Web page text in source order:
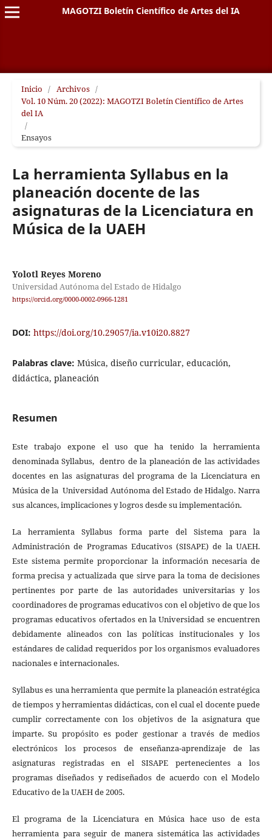
MAGOTZI Boletín Científico de Artes del IA
Inicio / Archivos /
Vol. 10 Núm. 20 (2022): MAGOTZI Boletín Científico de Artes
del IA
/
Ensayos
La herramienta Syllabus en la
planeación docente de las
asignaturas de la Licenciatura en
Música de la UAEH
Yolotl Reyes Moreno
Universidad Autónoma del Estado de Hidalgo
https://orcid.org/0000-0002-0966-1281
DOI: https://doi.org/10.29057/ia.v10i20.8827
Palabras clave: Música, diseño curricular, educación,
didáctica, planeación
Resumen
Este trabajo expone el uso que ha tenido la herramienta
denominada Syllabus, dentro de la planeación de las actividades
docentes en las asignaturas del programa de la Licenciatura en
Música de la Universidad Autónoma del Estado de Hidalgo. Narra
sus alcances, implicaciones y logros desde su implementación.
La herramienta Syllabus forma parte del Sistema para la
Administración de Programas Educativos (SISAPE) de la UAEH.
Este sistema permite proporcionar la información necesaria de
forma precisa y actualizada que sirve para la toma de decisiones
pertinentes por parte de las autoridades universitarias y los
coordinadores de programas educativos con el objetivo de que los
programas educativos ofertados en la Universidad se encuentren
debidamente alineados con las políticas institucionales y los
estándares de calidad requeridos por los organismos evaluadores
nacionales e internacionales.
Syllabus es una herramienta que permite la planeación estratégica
de tiempos y herramientas didácticas, con el cual el docente puede
cumplir correctamente con los objetivos de la asignatura que
imparte. Su propósito es poder gestionar a través de medios
electrónicos los procesos de enseñanza-aprendizaje de las
asignaturas registradas en el SISAPE pertenecientes a los
programas diseñados y rediseñados de acuerdo con el Modelo
Educativo de la UAEH de 2005.
El programa de la Licenciatura en Música hace uso de esta
herramienta para seguir de manera sistemática las actividades